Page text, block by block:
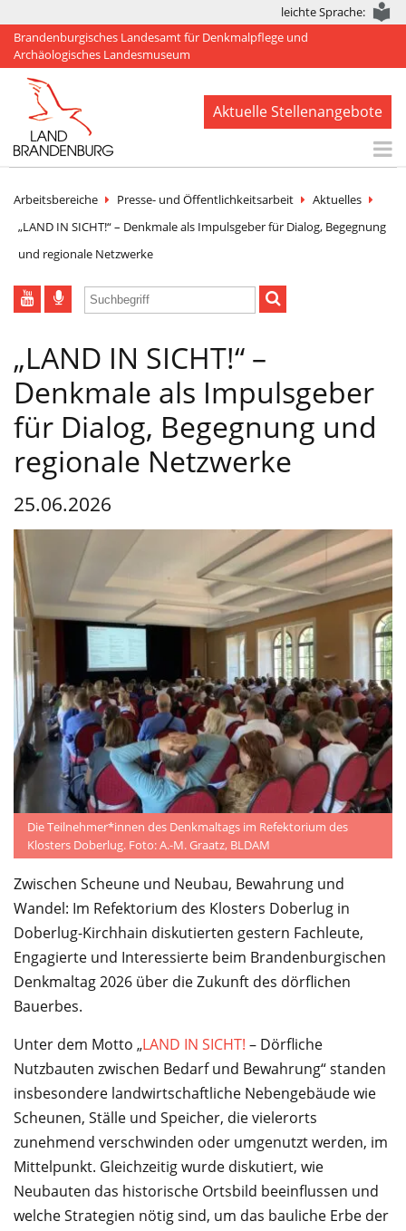
leichte Sprache:
Brandenburgisches Landesamt für Denkmalpflege und
Archäologisches Landesmuseum
Aktuelle Stellenangebote
Aktuelles
BLDAM
Arbeitsbereiche
Publikationen
Service
Arbeitsbereiche Presse- und Öffentlichkeitsarbeit
Aktuelles
„LAND IN SICHT!“ – Denkmale als Impulsgeber für Dialog, Begegnung
und regionale Netzwerke
„LAND IN SICHT!“ –
Denkmale als Impulsgeber
für Dialog, Begegnung und
regionale Netzwerke
25.06.2026
Die Teilnehmer*innen des Denkmaltags im Refektorium des
Klosters Doberlug. Foto: A.-M. Graatz, BLDAM
Zwischen Scheune und Neubau, Bewahrung und
Wandel: Im Refektorium des Klosters Doberlug in
Doberlug-Kirchhain diskutierten gestern Fachleute,
Engagierte und Interessierte beim Brandenburgischen
Denkmaltag 2026 über die Zukunft des dörflichen
Bauerbes.
Unter dem Motto „LAND IN SICHT! – Dörfliche
Nutzbauten zwischen Bedarf und Bewahrung“ standen
insbesondere landwirtschaftliche Nebengebäude wie
Scheunen, Ställe und Speicher, die vielerorts
zunehmend verschwinden oder umgenutzt werden, im
Mittelpunkt. Gleichzeitig wurde diskutiert, wie
Neubauten das historische Ortsbild beeinflussen und
welche Strategien nötig sind, um das bauliche Erbe der